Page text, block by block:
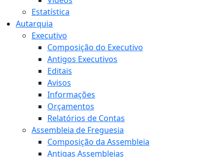
Estatística
Autarquia
Executivo
Composição do Executivo
Antigos Executivos
Editais
Avisos
Informações
Orçamentos
Relatórios de Contas
Assembleia de Freguesia
Composição da Assembleia
Antigas Assembleias